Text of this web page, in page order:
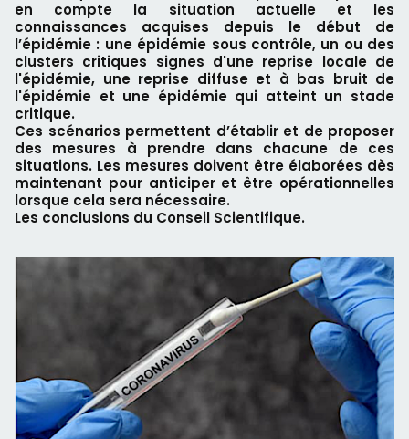
en compte la situation actuelle et les
connaissances acquises depuis le début de
l’épidémie : une épidémie sous contrôle, un ou des
clusters critiques signes d'une reprise locale de
l'épidémie, une reprise diffuse et à bas bruit de
l'épidémie et une épidémie qui atteint un stade
critique.
Ces scénarios permettent d’établir et de proposer
des mesures à prendre dans chacune de ces
situations. Les mesures doivent être élaborées dès
maintenant pour anticiper et être opérationnelles
lorsque cela sera nécessaire.
Les conclusions du Conseil Scientifique.